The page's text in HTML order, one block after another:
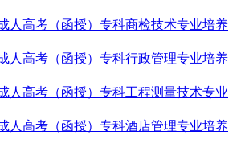
人高考（函授）专科商检技术专业培养
人高考（函授）专科行政管理专业培养
人高考（函授）专科工程测量技术专业
人高考（函授）专科酒店管理专业培养